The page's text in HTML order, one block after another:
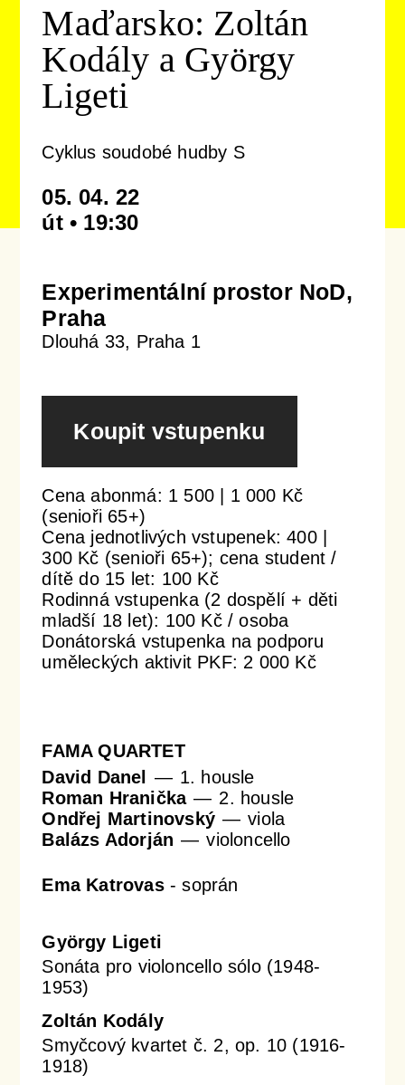
Koncertní sály & ubytování
Newsletter
Galerie
Konkurzy
Profil orchestru
Emmanuel Villaume
Komorní soubory
Správní a dozorčí orgány
Historie
Jiří Bělohlávek — zakladatel orchestru
Podpořit
Přátelé PraguePhil
Lobkowicz abonmá
Podporují nás
Finanční dar
Koncerty pro děti v Rudolfinu
ISMFA Prague
Talent Prahy 5
Koncerty pro školy
Maďarsko: Zoltán
Kodály a György
Ligeti
Cyklus soudobé hudby S
05. 04. 22
út • 19:30
Experimentální prostor NoD,
Praha
Dlouhá 33, Praha 1
Koupit vstupenku
Cena abonmá: 1 500 | 1 000 Kč
(senioři 65+)
Cena jednotlivých vstupenek: 400 |
300 Kč (senioři 65+); cena student /
dítě do 15 let: 100 Kč
Rodinná vstupenka (2 dospělí + děti
mladší 18 let): 100 Kč / osoba
Donátorská vstupenka na podporu
uměleckých aktivit PKF: 2 000 Kč
FAMA QUARTET
David Danel
1. housle
Roman Hranička
2. housle
Ondřej Martinovský
viola
Balázs Adorján
violoncello
Ema Katrovas-soprán
György Ligeti
Sonáta pro violoncello sólo (1948-
1953)
Zoltán Kodály
Smyčcový kvartet č. 2, op. 10 (1916-
1918)